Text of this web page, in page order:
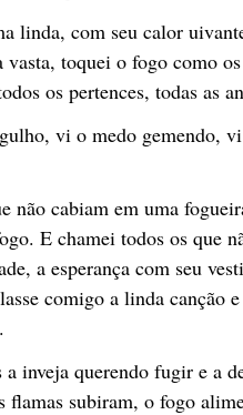
linda, com seu calor
vasta, toquei o fogo como
os pertences, todas as
vi o medo gemendo,
não cabiam em uma
E chamei todos os que
a esperança com seu
comigo a linda canção
inveja querendo fugir e a
subiram, o fogo